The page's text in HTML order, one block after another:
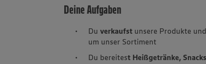
Deine Aufgaben
Duverkaufst unsere Produkte und
um unser Sortiment
Du bereitest Heißgetränke,